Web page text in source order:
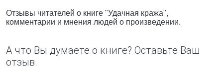
Отзывы читателей о книге "Удачная кража",
комментарии и мнения людей о произведении.
А что Вы думаете о книге? Оставьте Ваш
отзыв.